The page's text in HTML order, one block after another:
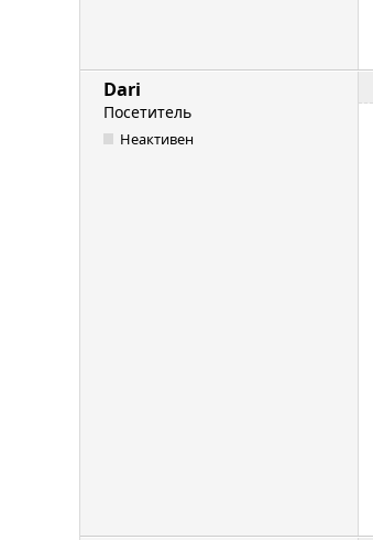
Dari
Посетитель
Неактивен